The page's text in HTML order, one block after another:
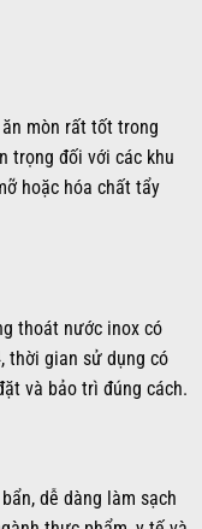
mòn rất tốt trong
trọng đối với các khu
hoặc hóa chất tẩy
thoát nước inox có
thời gian sử dụng có
và bảo trì đúng cách.
dễ dàng làm sạch